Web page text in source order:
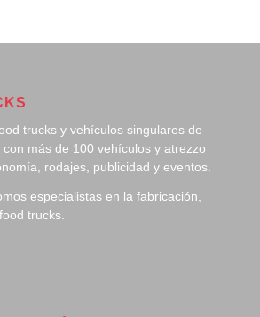
trucks y vehículos singulares de
más de 100 vehículos y atrezzo
rodajes, publicidad y eventos.
especialistas en la fabricación,
trucks.